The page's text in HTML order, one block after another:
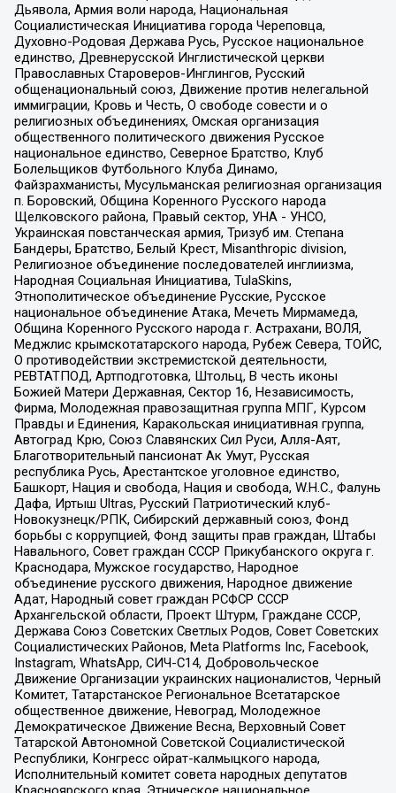
Дьявола, Армия воли народа, Национальная
Социалистическая Инициатива города Череповца,
Духовно-Родовая Держава Русь, Русское национальное
единство, Древнерусской Инглистической церкви
Православных Староверов-Инглингов, Русский
общенациональный союз, Движение против нелегальной
иммиграции, Кровь и Честь, О свободе совести и о
религиозных объединениях, Омская организация
общественного политического движения Русское
национальное единство, Северное Братство, Клуб
Болельщиков Футбольного Клуба Динамо,
Файзрахманисты, Мусульманская религиозная организация
п. Боровский, Община Коренного Русского народа
Щелковского района, Правый сектор, УНА - УНСО,
Украинская повстанческая армия, Тризуб им. Степана
Бандеры, Братство, Белый Крест, Misanthropic division,
Религиозное объединение последователей инглиизма,
Народная Социальная Инициатива, TulaSkins,
Этнополитическое объединение Русские, Русское
национальное объединение Атака, Мечеть Мирмамеда,
Община Коренного Русского народа г. Астрахани, ВОЛЯ,
Меджлис крымскотатарского народа, Рубеж Севера, ТОЙС,
О противодействии экстремистской деятельности,
РЕВТАТПОД, Артподготовка, Штольц, В честь иконы
Божией Матери Державная, Сектор 16, Независимость,
Фирма, Молодежная правозащитная группа МПГ, Курсом
Правды и Единения, Каракольская инициативная группа,
Автоград Крю, Союз Славянских Сил Руси, Алля-Аят,
Благотворительный пансионат Ак Умут, Русская
республика Русь, Арестантское уголовное единство,
Башкорт, Нация и свобода, Нация и свобода, W.H.С., Фалунь
Дафа, Иртыш Ultras, Русский Патриотический клуб-
Новокузнецк/РПК, Сибирский державный союз, Фонд
борьбы с коррупцией, Фонд защиты прав граждан, Штабы
Навального, Совет граждан СССР Прикубанского округа г.
Краснодара, Мужское государство, Народное
объединение русского движения, Народное движение
Адат, Народный совет граждан РСФСР СССР
Архангельской области, Проект Штурм, Граждане СССР,
Держава Союз Советских Светлых Родов, Совет Советских
Социалистических Районов, Meta Platforms Inc, Facebook,
Instagram, WhatsApp, СИЧ-С14, Добровольческое
Движение Организации украинских националистов, Черный
Комитет, Татарстанское Региональное Всетатарское
общественное движение, Невоград, Молодежное
Демократическое Движение Весна, Верховный Совет
Татарской Автономной Советской Социалистической
Республики, Конгресс ойрат-калмыцкого народа,
Исполнительный комитет совета народных депутатов